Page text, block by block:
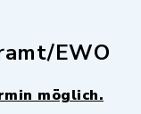
EWO
möglich.